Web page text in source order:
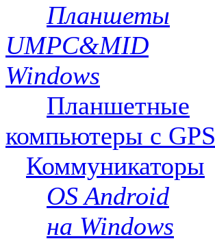
Планшеты
UMPC&MID
Windows
Планшетные
компьютеры с GPS
Коммуникаторы
OS Android
на Windows